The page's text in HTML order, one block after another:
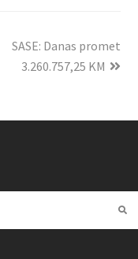
SASE: Danas promet
3.260.757,25 KM